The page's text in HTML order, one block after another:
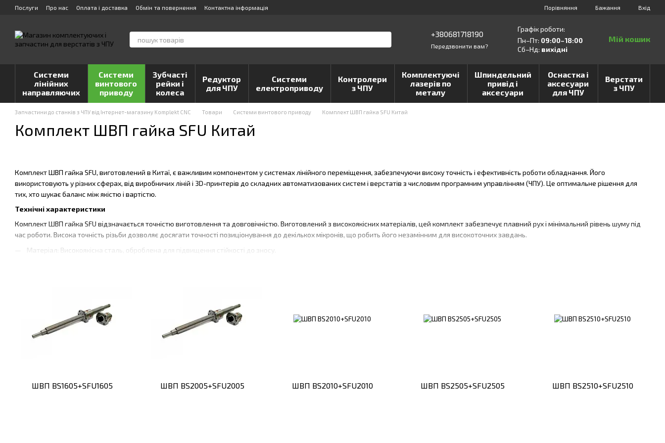
Перейти до основного контенту
Послуги Про нас Оплата і доставка Обмін та повернення Контактна інформація Порівняння Бажання Вхід
+380681718190
Передзвонити вам?
Графік роботи:
Пн–Пт: 09:00–18:00
Сб–Нд: вихідні
Мій кошик
Системи
лінійних
направляючих
Системи
винтового
приводу
Зубчасті
рейки і
колеса
Редуктор
для ЧПУ
Системи
електроприводу
Контролери
з ЧПУ
Комплектуючі
лазерів по
металу
Шпиндельний
привід і
аксесуари
Оснастка і
аксесуари
для ЧПУ
Верстати
з ЧПУ
Запчастини до станків з ЧПУ від Інтернет-магазину Komplekt CNC Товари Системи винтового приводу Комплект ШВП гайка SFU Китай
Комплект ШВП гайка SFU Китай
Комплект ШВП гайка SFU, виготовлений в Китаї, є важливим компонентом у системах лінійного переміщення, забезпечуючи високу точність і ефективність роботи обладнання. Його
використовують у різних сферах, від виробничих ліній і 3D-принтерів до складних автоматизованих систем і верстатів з числовим програмним управлінням (ЧПУ). Це оптимальне рішення для
тих, хто шукає баланс між якістю і вартістю.
Технічні характеристики
Комплект ШВП гайка SFU відзначається точністю виготовлення та довговічністю. Виготовлений з високоякісних матеріалів, цей комплект забезпечує плавний рух і мінімальний рівень шуму під
час роботи. Висока точність різьби дозволяє досягати точності позиціонування до декількох мікронів, що робить його незамінним для високоточних завдань.
Матеріал: Високоякісна сталь, оброблена для підвищення стійкості до зносу.
Гайка SFU має вдосконалену конструкцію, що включає використання кульок високої точності, які забезпечують рівномірний розподіл навантаження та зменшення тертя. Цей дизайн дозволяє
знизити знос і продовжити термін служби комплекту. Компактна конструкція та оптимальна форма роблять його ідеальним для використання у важкодоступних місцях і невеликих пристроях.
Компактність: Легка інтеграція в різні механізми завдяки малим розмірам.
ШВП BS1605+SFU1605 ШВП BS2005+SFU2005 ШВП BS2010+SFU2010 ШВП BS2505+SFU2505 ШВП BS2510+SFU2510